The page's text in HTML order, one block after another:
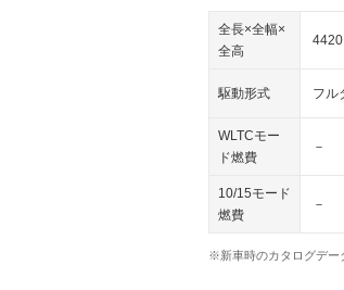
全長×全幅×
全高
駆動形式 フル
WLTCモー
ド燃費
－
10/15モード
燃費
－
※新車時のカタログデー